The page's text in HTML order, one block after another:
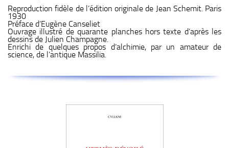
Reproduction fidèle de l’édition originale de Jean Schemit. Paris
1930
Préface d’Eugène Canseliet
Ouvrage illustré de quarante planches hors texte d’après les
dessins de Julien Champagne.
Enrichi de quelques propos d’alchimie, par un amateur de
science, de l’antique Massilia.